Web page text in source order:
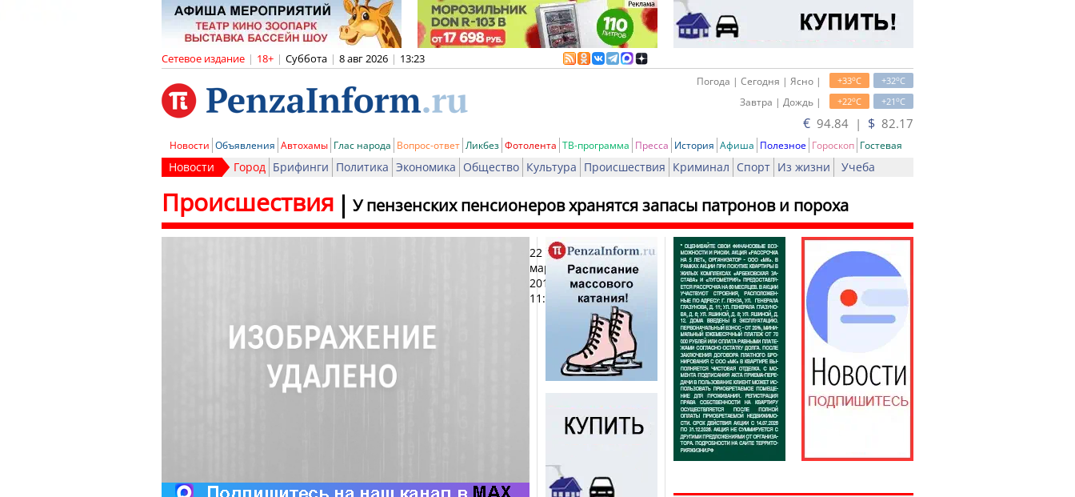
Сетевое издание | 18+ | Суббота | 8 авг 2026 | 13:23
+32oC
+33oC
Погода | Сегодня | Ясно |
+21oC
+22oC
Завтра | Дождь |
€ 94.84 | $ 82.17
Новости Объявления Автохамы Глас народа Вопрос-ответ Ликбез Фотолента ТВ-программа Пресса История Афиша Полезное Гороскоп Гостевая
Новости Город Брифинги Политика Экономика Общество Культура Происшествия Криминал Спорт Из жизни Учеба
У пензенских пенсионеров хранятся запасы патронов и пороха
Происшествия
22
марта
2013,
11:24
Печать